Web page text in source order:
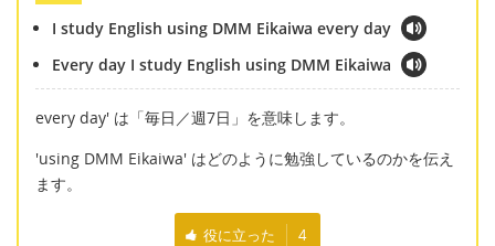
I study English using DMM Eikaiwa every day
Every day I study English using DMM Eikaiwa
every day' は「毎日／週7日」を意味します。
'using DMM Eikaiwa' はどのように勉強しているのかを伝え
ます。
役に立った 4